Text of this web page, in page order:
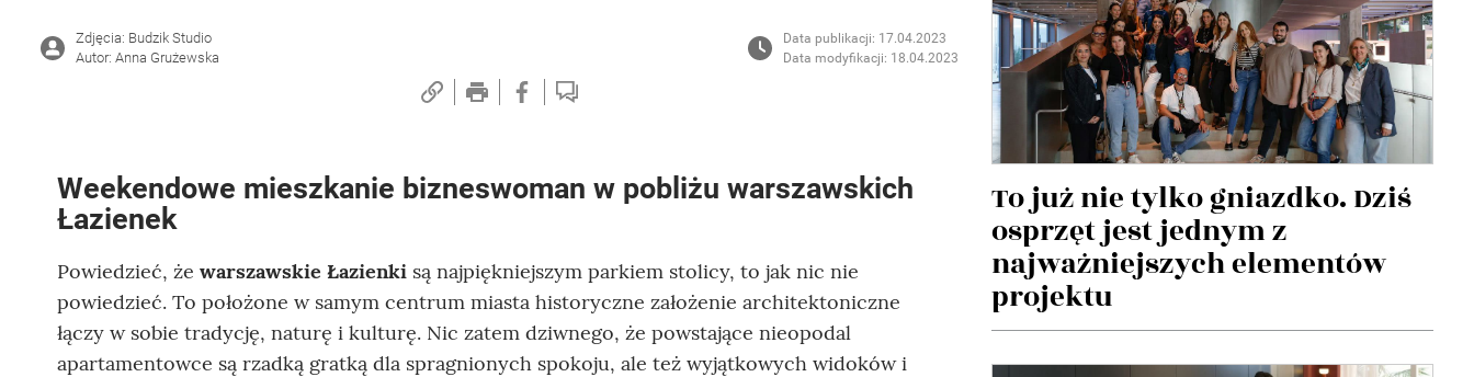
Zdjęcia: Budzik Studio
Autor: Anna Grużewska
Data publikacji: 17.04.2023
Data modyfikacji: 18.04.2023
Weekendowe mieszkanie bizneswoman w pobliżu warszawskich
Łazienek
Powiedzieć, że warszawskie Łazienki są najpiękniejszym parkiem stolicy, to jak nic nie
powiedzieć. To położone w samym centrum miasta historyczne założenie architektoniczne
łączy w sobie tradycję, naturę i kulturę. Nic zatem dziwnego, że powstające nieopodal
apartamentowce są rzadką gratką dla spragnionych spokoju, ale też wyjątkowych widoków i
To już nie tylko gniazdko. Dziś
osprzęt jest jednym z
najważniejszych elementów
projektu